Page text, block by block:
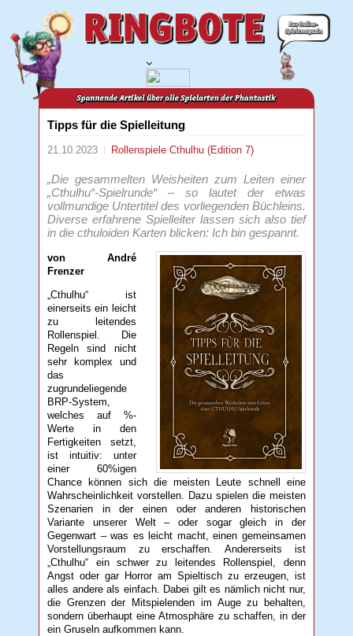
Tipps für die Spielleitung
21.10.2023 RollenspieleCthulhu (Edition 7)
„Die gesammelten Weisheiten zum Leiten einer
„Cthulhu“-Spielrunde“ – so lautet der etwas
vollmundige Untertitel des vorliegenden Büchleins.
Diverse erfahrene Spielleiter lassen sich also tief
in die cthuloiden Karten blicken: Ich bin gespannt.
von André
Frenzer
„Cthulhu“ ist
einerseits ein leicht
zu leitendes
Rollenspiel. Die
Regeln sind nicht
sehr komplex und
das
zugrundeliegende
BRP-System,
welches auf %-
Werte in den
Fertigkeiten setzt,
ist intuitiv: unter
einer 60%igen
Chance können sich die meisten Leute schnell eine
Wahrscheinlichkeit vorstellen. Dazu spielen die meisten
Szenarien in der einen oder anderen historischen
Variante unserer Welt – oder sogar gleich in der
Gegenwart – was es leicht macht, einen gemeinsamen
Vorstellungsraum zu erschaffen. Andererseits ist
„Cthulhu“ ein schwer zu leitendes Rollenspiel, denn
Angst oder gar Horror am Spieltisch zu erzeugen, ist
alles andere als einfach. Dabei gilt es nämlich nicht nur,
die Grenzen der Mitspielenden im Auge zu behalten,
sondern überhaupt eine Atmosphäre zu schaffen, in der
ein Gruseln aufkommen kann.